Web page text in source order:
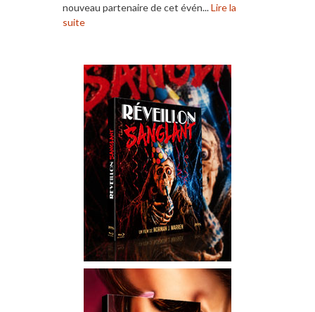
nouveau partenaire de cet évén...Lire la
suite